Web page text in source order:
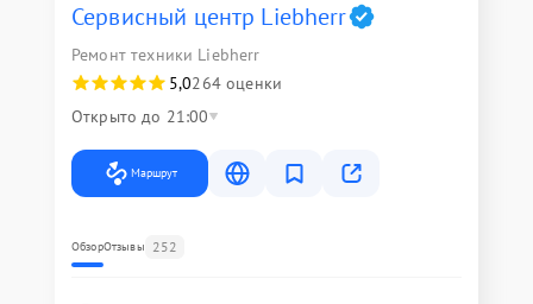
Сервисный центр Liebherr
Ремонт техники Liebherr
5,0264 оценки
Открыто до 21:00
Маршрут
ОбзорОтзывы 252